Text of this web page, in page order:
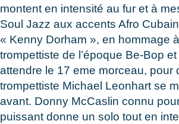
montent en intensité au fur et à
Soul Jazz aux accents Afro
« Kenny Dorham », en hommage
trompettiste de l’époque Be-Bop
attendre le 17 eme morceau, pour
trompettiste Michael Leonhart se
avant. Donny McCaslin connu
puissant donne un solo tout en